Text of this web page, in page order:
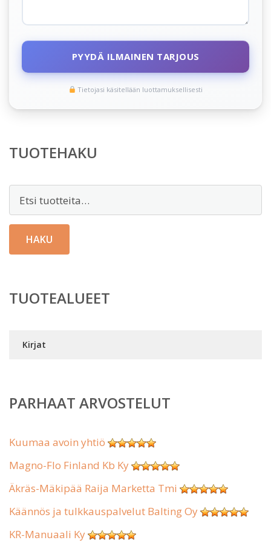
PYYDÄ ILMAINEN TARJOUS
Tietojasi käsitellään luottamuksellisesti
TUOTEHAKU
HAKU
TUOTEALUEET
Kirjat
PARHAAT ARVOSTELUT
Kuumaa avoin yhtiö
Magno-Flo Finland Kb Ky
Äkräs-Mäkipää Raija Marketta Tmi
Käännös ja tulkkauspalvelut Balting Oy
KR-Manuaali Ky